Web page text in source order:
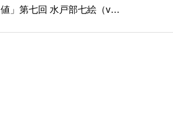
値」第七回 水戸部七絵（v…